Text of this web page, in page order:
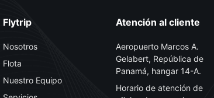
Flytrip
Nosotros
Flota
Nuestro Equipo
Atención al cliente
Aeropuerto Marcos A.
Gelabert, República de
Panamá, hangar 14-A.
Horario de atención de